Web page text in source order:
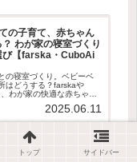
の子育て、赤ちゃん
わが家の寝室づくり
び【farska・CuboAi
の寝室づくり。ベビーベ
はどうする？farskaや
わが家の快適な赤ちゃん
2025.06.11
トップ サイドバー